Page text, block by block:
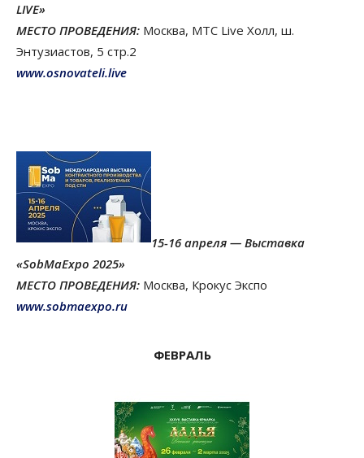
LIVE»
МЕСТО ПРОВЕДЕНИЯ: Москва, МТС Live Холл, ш.
Энтузиастов, 5 стр.2
www.osnovateli.live
15-16 апреля — Выставка
«SobMaExpo 2025»
МЕСТО ПРОВЕДЕНИЯ: Москва, Крокус Экспо
www.sobmaexpo.ru
ФЕВРАЛЬ